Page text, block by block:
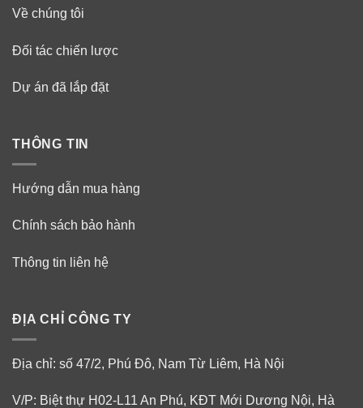
Về chúng tôi
Đối tác chiến lược
Dự án đã lắp đặt
THÔNG TIN
Hướng dẫn mua hàng
Chính sách bảo hành
Thông tin liên hệ
ĐỊA CHỈ CÔNG TY
Địa chỉ: số 47/2, Phú Đô, Nam Từ Liêm, Hà Nội
V/P: Biệt thự H02-L11 An Phú, KĐT Mới Dương Nội, Hà